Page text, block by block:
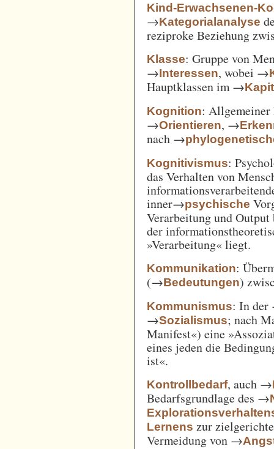
Kind-Erwachsenen-
→Kategorialanalyse
reziproke Beziehung
Klasse: Gruppe von
→Interessen, wobei →
Hauptklassen im →
Kognition: Allgemeiner
→Orientieren, →
nach →
Kognitivismus:
das Verhalten von
inner→psychische
Verarbeitung und
der
»Verarbeitung« liegt.
Kommunikation:
(→Bedeutungen)
Kommunismus: In
→Sozialismus; nach
Manifest«) eine
eines jeden die
ist«.
Kontrollbedarf, auch →
Bedarfsgrundlage des →
Lernens zur
Vermeidung von →